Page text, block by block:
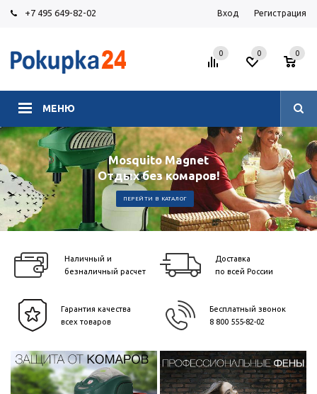
+7 495 649-82-02 Вход Регистрация
МЕНЮ
0 0
0
Mosquito Magnet
Отдых без комаров!
ПЕРЕЙТИ В КАТАЛОГ
Наличный и
безналичный расчет
Доставка
по всей России
Гарантия качества
всех товаров
Бесплатный звонок
8 800 555-82-02